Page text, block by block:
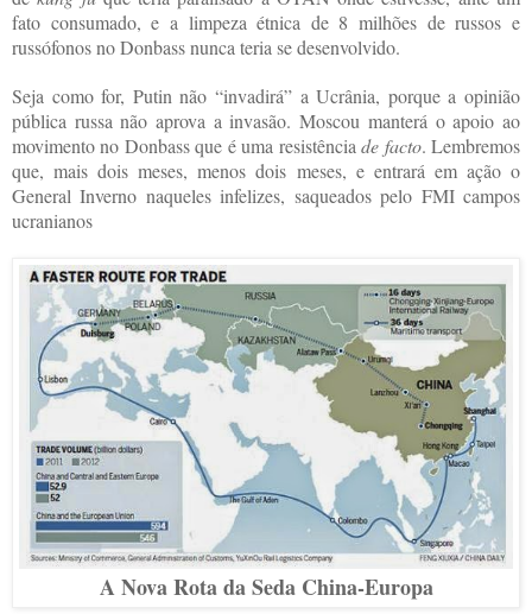
fato consumado, e a limpeza étnica de 8 milhões de russos e
russófonos no Donbass nunca teria se desenvolvido.
Seja como for, Putin não “invadirá” a Ucrânia, porque a opinião
pública russa não aprova a invasão. Moscou manterá o apoio ao
movimento no Donbass que é uma resistênciade facto. Lembremos
que, mais dois meses, menos dois meses, e entrará em ação o
General Inverno naqueles infelizes, saqueados pelo FMI campos
ucranianos
A Nova Rota da Seda China-Europa